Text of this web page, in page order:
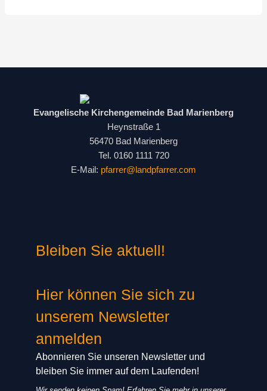
Evangelische Kirchengemeinde Bad Marienberg
Heynstraße 1
56470 Bad Marienberg
Tel. 0160 1111 720
E-Mail: pfarrer@landpfarrer.com
Bleiben Sie aktuell!
Hier können Sie sich zu
unserem Newsletter
anmelden
Abonnieren Sie unseren Newsletter und
bleiben Sie immer auf dem Laufenden!